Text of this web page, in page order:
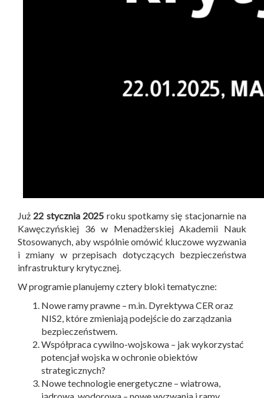
Już 22 stycznia 2025 roku spotkamy się stacjonarnie na
Kawęczyńskiej 36 w Menadżerskiej Akademii Nauk
Stosowanych, aby wspólnie omówić kluczowe wyzwania
i zmiany w przepisach dotyczących bezpieczeństwa
infrastruktury krytycznej.
W programie planujemy cztery bloki tematyczne:
Nowe ramy prawne – m.in. Dyrektywa CER oraz
NIS2, które zmieniają podejście do zarządzania
bezpieczeństwem.
Współpraca cywilno-wojskowa – jak wykorzystać
potencjał wojska w ochronie obiektów
strategicznych?
Nowe technologie energetyczne – wiatrowa,
jądrowa, wodorowa – nowe wyzwania i ramy